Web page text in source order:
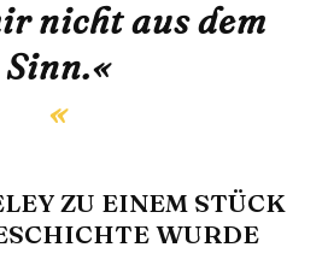
nicht aus dem
Sinn.«
ZU EINEM STÜCK
WURDE